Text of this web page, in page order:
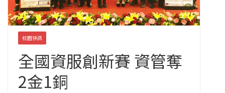
校園快訊
全國資服創新賽 資管奪
2金1銅